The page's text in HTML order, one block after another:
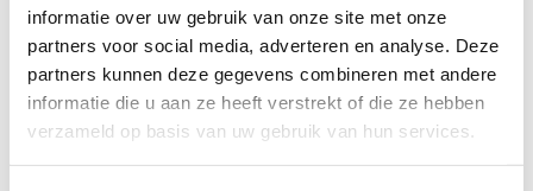
informatie over uw gebruik van onze site met onze
partners voor social media, adverteren en analyse. Deze
partners kunnen deze gegevens combineren met andere
informatie die u aan ze heeft verstrekt of die ze hebben
verzameld op basis van uw gebruik van hun services.
Volg de aanwijzingen van het personeel
De instructies van het personeel dienen altijd nageleefd te
worden, voor ieders veiligheid en comfort.
Netheid van de kampeerplaats
Hou je kampeerplaats proper en laat deze netjes achter bij
vertrek.